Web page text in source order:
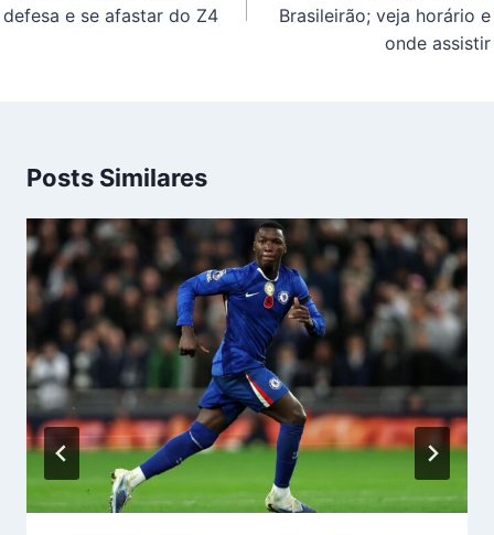
defesa e se afastar do Z4
Brasileirão; veja horário e
onde assistir
Posts Similares